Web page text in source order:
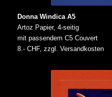
Donna Windica A5
Artoz Papier, 4-seitig
mit passendem C5 Couvert
8.- CHF, zzgl. Versandkosten